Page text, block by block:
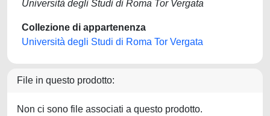
Università degli Studi di Roma Tor Vergata
Collezione di appartenenza
Università degli Studi di Roma Tor Vergata
File in questo prodotto:
Non ci sono file associati a questo prodotto.